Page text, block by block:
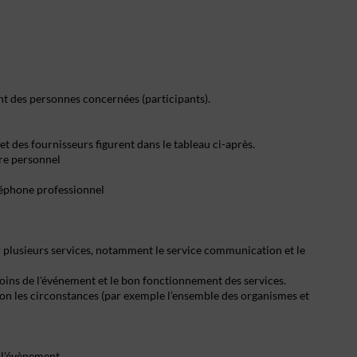
des personnes concernées (participants).
des fournisseurs figurent dans le tableau ci-après.
personnel
professionnel
services, notamment le service communication et le
de l'événement et le bon fonctionnement des services.
circonstances (par exemple l’ensemble des organismes et